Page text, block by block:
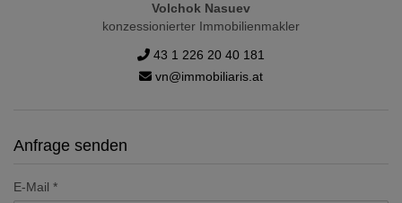
Volchok Nasuev
konzessionierter Immobilienmakler
43 1 226 20 40 181
vn@immobiliaris.at
Anfrage senden
E-Mail